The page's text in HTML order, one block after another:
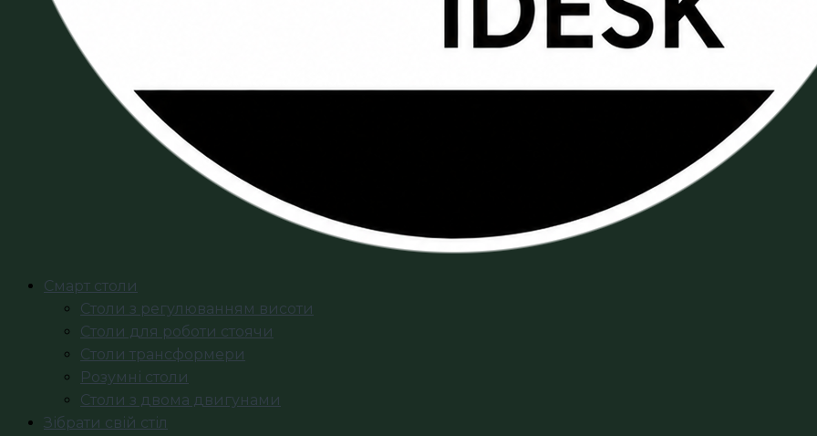
Смарт столи
Столи з регулюванням висоти
Столи для роботи стоячи
Столи трансформери
Розумні столи
Столи з двома двигунами
Зібрати свій стіл